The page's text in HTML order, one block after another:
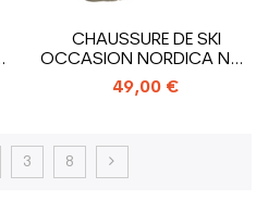
CHAUSSURE DE SKI
OCCASION NORDICA NXT
N3R W
49,00 €
3 8